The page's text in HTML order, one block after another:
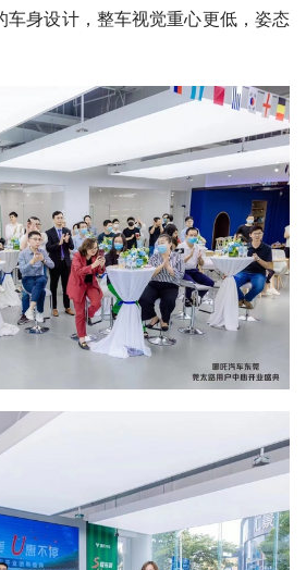
车身设计，整车视觉重心更低，姿态